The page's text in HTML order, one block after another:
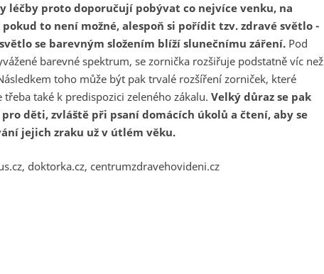
léčby proto doporučují pobývat co nejvíce venku, na
to není možné, alespoň si pořídit tzv. zdravé světlo -
se barevným složením blíží slunečnímu záření. Pod
barevné spektrum, se zornička rozšiřuje podstatně víc než
toho může být pak trvalé rozšíření zorniček, které
také k predispozici zeleného zákalu. Velký důraz se pak
děti, zvláště při psaní domácích úkolů a čtení, aby se
jejich zraku už v útlém věku.
doktorka.cz, centrumzdravehovideni.cz